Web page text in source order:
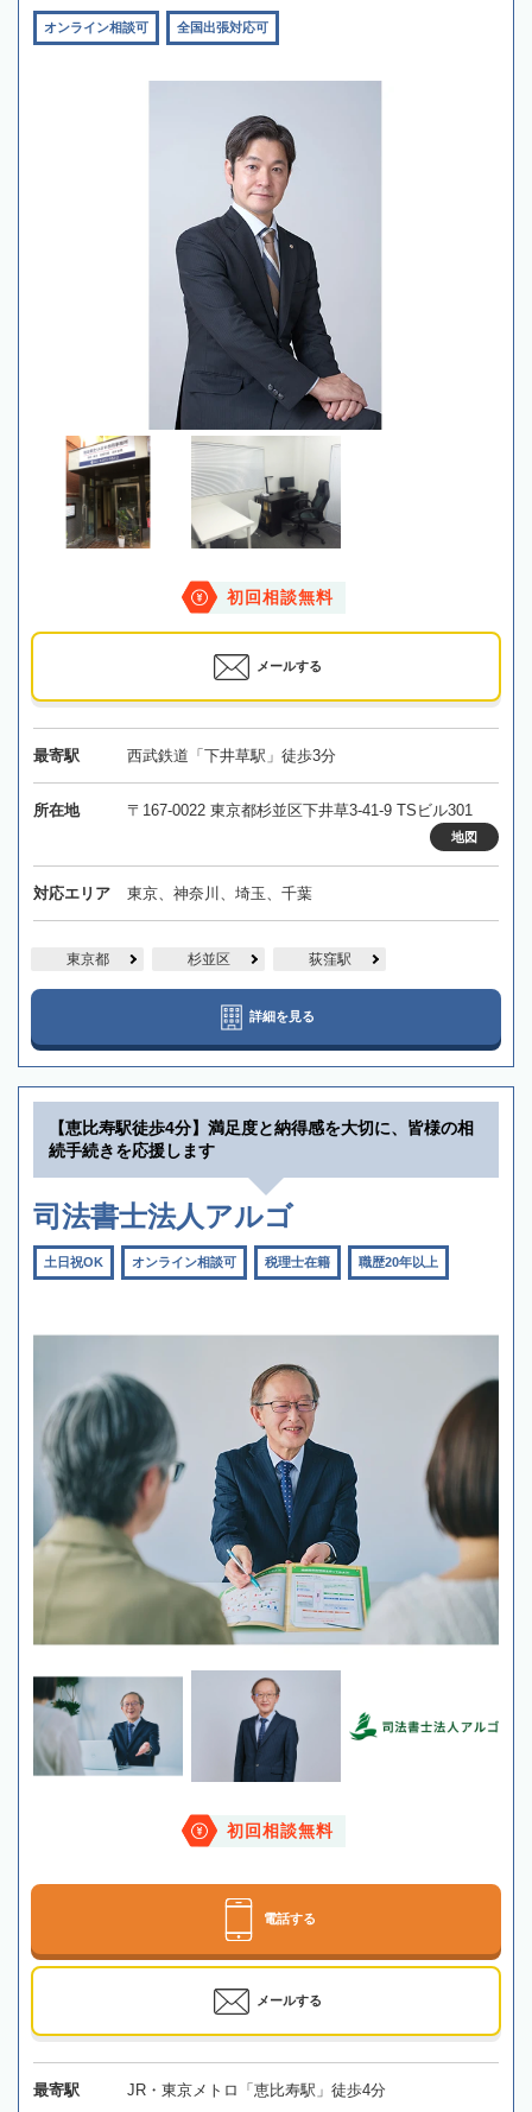
オンライン相談可 全国出張対応可
初回相談無料
メールする
最寄駅 西武鉄道「下井草駅」徒歩3分
所在地 〒167-0022 東京都杉並区下井草3-41-9 TSビル301
地図
対応エリア 東京、神奈川、埼玉、千葉
東京都 杉並区 荻窪駅
詳細を見る
【恵比寿駅徒歩4分】満足度と納得感を大切に、皆様の相
続手続きを応援します
司法書士法人アルゴ
土日祝OK オンライン相談可 税理士在籍 職歴20年以上
初回相談無料
電話する
メールする
最寄駅 JR・東京メトロ「恵比寿駅」徒歩4分